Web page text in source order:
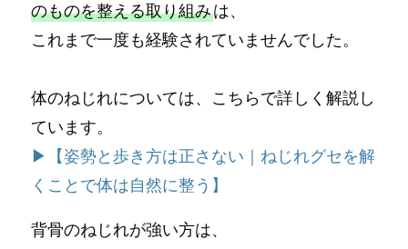
のものを整える取り組みは、
これまで一度も経験されていませんでした。
体のねじれについては、こちらで詳しく解説し
ています。
▶【姿勢と歩き方は正さない｜ねじれグセを解
くことで体は自然に整う】
背骨のねじれが強い方は、